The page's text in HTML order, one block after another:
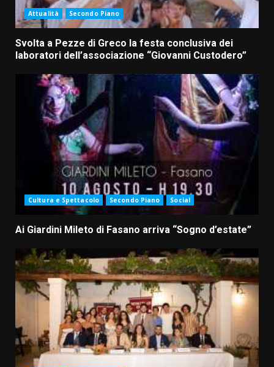
Attualità Secondo Piano
Svolta a Pezze di Greco la festa conclusiva dei
laboratori dell’associazione “Giovanni Custodero”
Cultura e Spettacolo Secondo Piano Social
Ai Giardini Mileto di Fasano arriva “Sogno d’estate”